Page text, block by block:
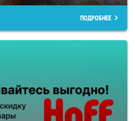
ПОДРОБНЕЕ